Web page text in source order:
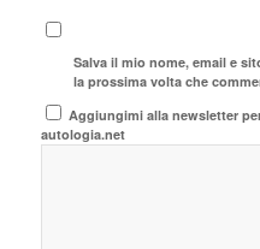
Salva il mio nome, email e
la prossima volta che
Aggiungimi alla newsletter
autologia.net